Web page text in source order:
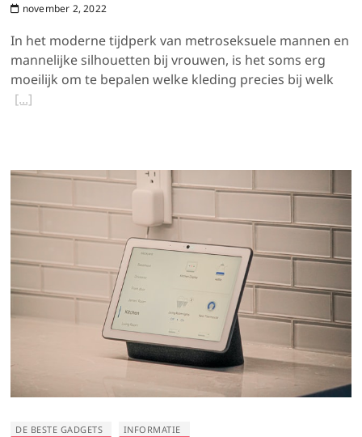
november 2, 2022
In het moderne tijdperk van metroseksuele mannen en
mannelijke silhouetten bij vrouwen, is het soms erg
moeilijk om te bepalen welke kleding precies bij welk
DE BESTE GADGETS INFORMATIE